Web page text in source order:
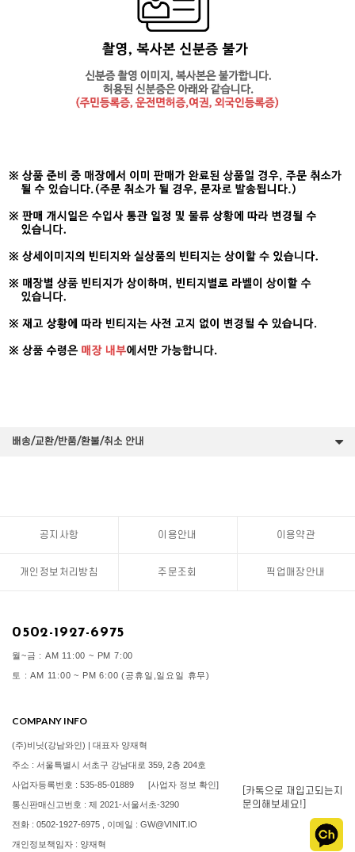
배송/교환/반품/환불/취소 안내
공지사항 이용안내 이용약관
개인정보처리방침 주문조회 픽업매장안내
0502-1927-6975
월~금 : AM 11:00 ~ PM 7:00
토 : AM 11:00 ~ PM 6:00 (공휴일,일요일 휴무)
COMPANY INFO
(주)비닛(강남와인) | 대표자 양재혁
주소 : 서울특별시 서초구 강남대로 359, 2층 204호
사업자등록번호 : 535-85-01889 [사업자 정보 확인]
통신판매신고번호 : 제 2021-서울서초-3290
전화 : 0502-1927-6975 , 이메일 : GW@VINIT.IO
개인정보책임자 : 양재혁
[카톡으로 재입고되는지
문의해보세요!]